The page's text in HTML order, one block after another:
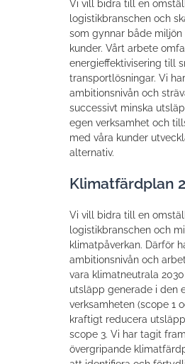
Vi vill bidra till en
logistikbranschen och
som gynnar både miljön
kunder. Vårt arbete
energieffektivisering till
transportlösningar. Vi
ambitionsnivån och
successivt minska
egen verksamhet och
med våra kunder
alternativ.
Klimatfärdplan
Vi vill bidra till en
logistikbranschen och
klimatpåverkan. Därför
ambitionsnivån och
vara klimatneutrala
utsläpp generade i den
verksamheten (scope 1
kraftigt reducera
scope 3. Vi har tagit
övergripande